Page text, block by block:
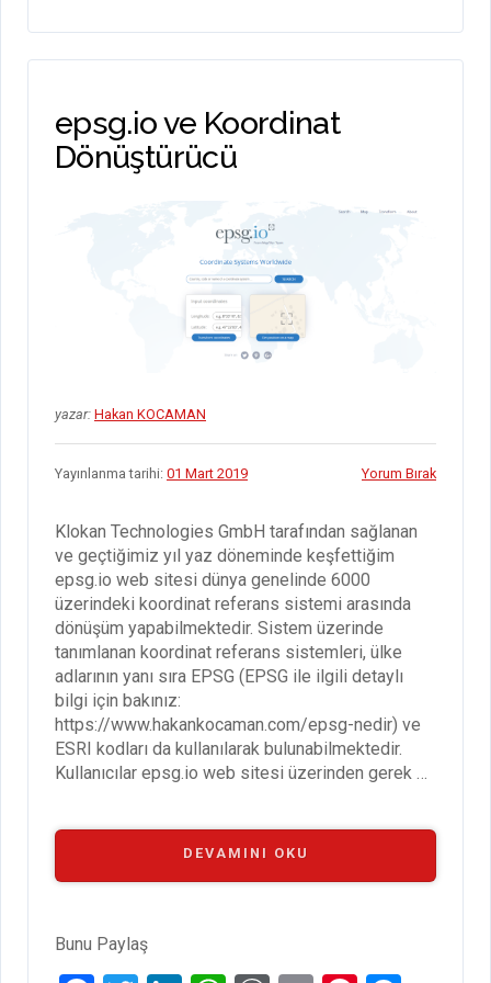
epsg.io ve Koordinat
Dönüştürücü
yazar: Hakan KOCAMAN
Yayınlanma tarihi: 01 Mart 2019 Yorum Bırak
Klokan Technologies GmbH tarafından sağlanan
ve geçtiğimiz yıl yaz döneminde keşfettiğim
epsg.io web sitesi dünya genelinde 6000
üzerindeki koordinat referans sistemi arasında
dönüşüm yapabilmektedir. Sistem üzerinde
tanımlanan koordinat referans sistemleri, ülke
adlarının yanı sıra EPSG (EPSG ile ilgili detaylı
bilgi için bakınız:
https://www.hakankocaman.com/epsg-nedir) ve
ESRI kodları da kullanılarak bulunabilmektedir.
Kullanıcılar epsg.io web sitesi üzerinden gerek …
DEVAMINI OKU
Bunu Paylaş